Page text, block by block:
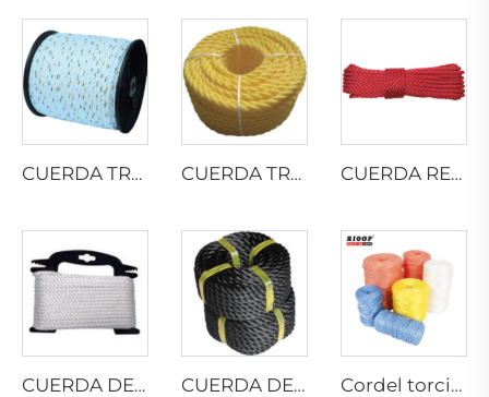
CUERDA TRENZADA DE PELÍCULA DIVIDIDA DE PP CUERDA TRENZADA DE MONOFILAMENTO DE PP CUERDA RETORCIDA DE NYLON MULTIFILAMENTO
CUERDA DE POLIÉSTER MULTIFILAMENTO RETORCIDA CUERDA DE PP MULTIFILAMENTO RETORCIDA Cordel torcido de película partida PP para atar pacas